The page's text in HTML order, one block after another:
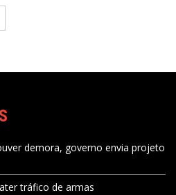
demora, governo envia projeto
tráfico de armas